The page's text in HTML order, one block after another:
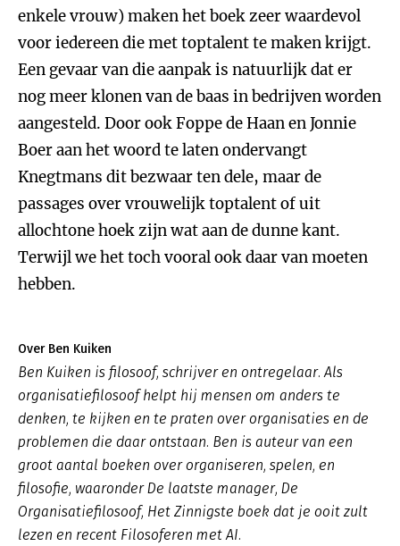
enkele vrouw) maken het boek zeer waardevol
voor iedereen die met toptalent te maken krijgt.
Een gevaar van die aanpak is natuurlijk dat er
nog meer klonen van de baas in bedrijven worden
aangesteld. Door ook Foppe de Haan en Jonnie
Boer aan het woord te laten ondervangt
Knegtmans dit bezwaar ten dele, maar de
passages over vrouwelijk toptalent of uit
allochtone hoek zijn wat aan de dunne kant.
Terwijl we het toch vooral ook daar van moeten
hebben.
Over Ben Kuiken
Ben Kuiken is filosoof, schrijver en ontregelaar. Als
organisatiefilosoof helpt hij mensen om anders te
denken, te kijken en te praten over organisaties en de
problemen die daar ontstaan. Ben is auteur van een
groot aantal boeken over organiseren, spelen, en
filosofie, waaronderDe laatste manager, De
Organisatiefilosoof, Het Zinnigste boek dat je ooit zult
lezen en recent Filosoferen met AI.